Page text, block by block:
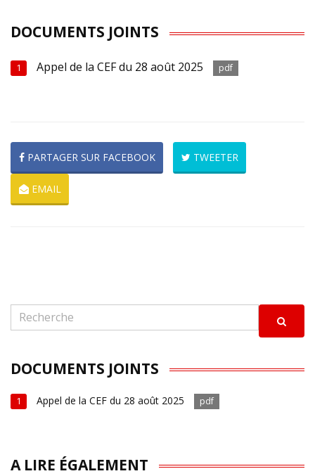
DOCUMENTS JOINTS
1 Appel de la CEF du 28 août 2025 pdf
PARTAGER SUR FACEBOOK TWEETER
EMAIL
DOCUMENTS JOINTS
1 Appel de la CEF du 28 août 2025 pdf
A LIRE ÉGALEMENT